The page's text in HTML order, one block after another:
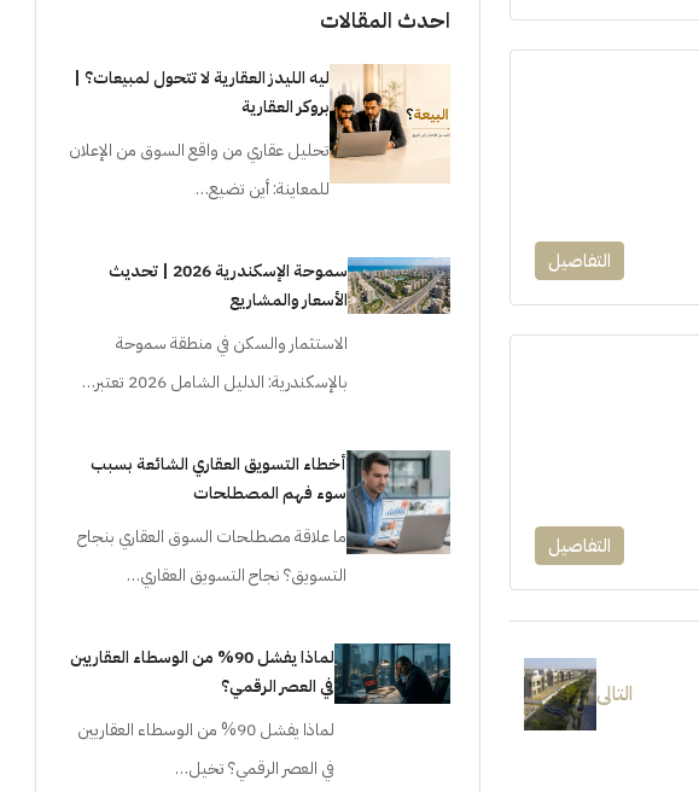
التفاصيل
التفاصيل
التالى
احدث المقالات
ليه الليدز العقارية لا تتحول لمبيعات؟ |
بروكر العقارية
تحليل عقاري من واقع السوق من الإعلان
للمعاينة: أين تضيع…
سموحة الإسكندرية 2026 | تحديث
الأسعار والمشاريع
الاستثمار والسكن في منطقة سموحة
بالإسكندرية: الدليل الشامل 2026 تعتبر…
أخطاء التسويق العقاري الشائعة بسبب
سوء فهم المصطلحات
ما علاقة مصطلحات السوق العقاري بنجاح
التسويق؟ نجاح التسويق العقاري…
لماذا يفشل 90% من الوسطاء العقاريين
في العصر الرقمي؟
لماذا يفشل 90% من الوسطاء العقاريين
في العصر الرقمي؟ تخيل…